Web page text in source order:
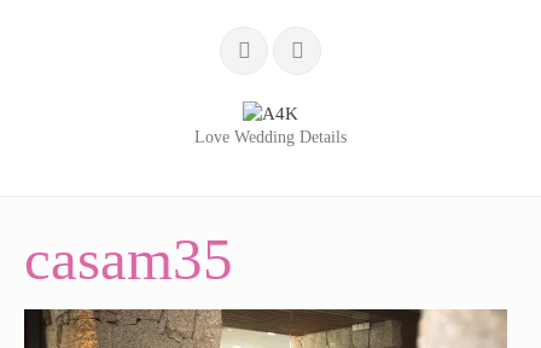
Love Wedding Details
SERVIÇOS
WEDDING BLOG
casam35